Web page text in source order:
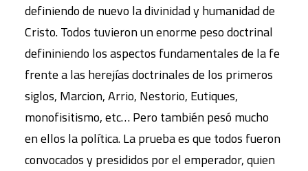
definiendo de nuevo la divinidad y humanidad de
Cristo. Todos tuvieron un enorme peso doctrinal
defininiendo los aspectos fundamentales de la fe
frente a las herejías doctrinales de los primeros
siglos, Marcion, Arrio, Nestorio, Eutiques,
monofisitismo, etc… Pero también pesó mucho
en ellos la política. La prueba es que todos fueron
convocados y presididos por el emperador, quien